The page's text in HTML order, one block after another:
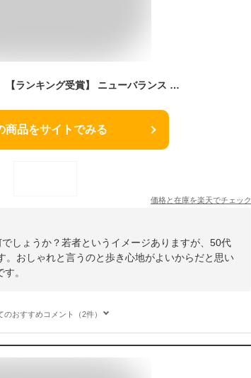
【お買い物マラソン】 【ランキング受賞】 ニューバランス スニーカー メンズ レディース W373 WL373 new balance WIDTH:B レトロ 細身幅 靴 シューズ
商品をサイトでみる
価格と在庫を楽天でチェック
しょうか？若者というイメージありますが、50代
。おしゃれと言うのと歩き心地がよいからだと思い
。
のおすすめコメント（2件）